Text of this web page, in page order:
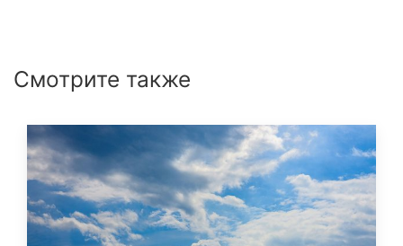
Смотрите также